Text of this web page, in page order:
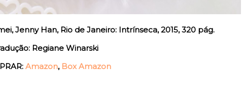
Jenny Han, Rio de Janeiro: Intrínseca, 2015, 320 pág.
Regiane Winarski
Amazon, Box Amazon